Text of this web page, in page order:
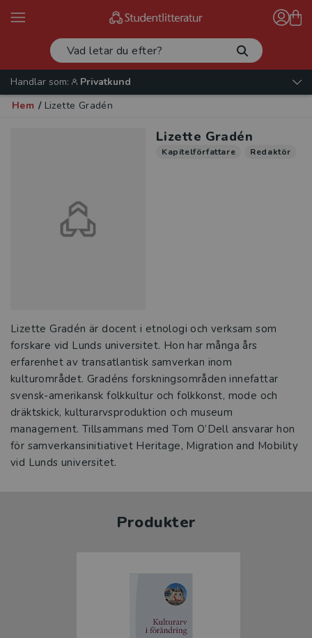
Handlar som:
Privatkund
Hem / Lizette Gradén
Lizette Gradén
Kapitelförfattare Redaktör
Lizette Gradén är docent i etnologi och verksam som
forskare vid Lunds universitet. Hon har många års
erfarenhet av transatlantisk samverkan inom
kulturområdet. Gradéns forskningsområden innefattar
svensk-amerikansk folkkultur och folkkonst, mode och
dräktskick, kulturarvsproduktion och museum
management. Tillsammans med Tom O’Dell ansvarar hon
för samverkansinitiativet Heritage, Migration and Mobility
vid Lunds universitet.
Produkter